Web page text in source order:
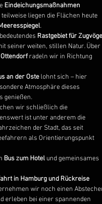
Eindeichungsmaßnahmen
liegen die Flächen heute
.
Rastgebiet für
seiner weiten, stillen Natur. Über
Ottendorfradeln wir in Richtung
an der Oste lohnt sich – hier
Atmosphäre dieses
genießen.
wir schließlich die
ist unter anderem die
der Stadt, das seit
als Orientierungspunkt
Bus zum Hotel und gemeinsames
in Hamburg und Rückreise
wir noch einen
erleben bei einer spannenden